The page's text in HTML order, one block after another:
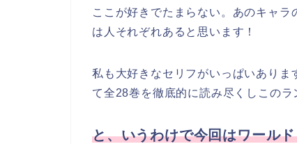
ここが好きでたまらない。あのキャ
は人それぞれあると思います！
私も大好きなセリフがいっぱいありま
て全28巻を徹底的に読み尽くしこの
と、いうわけで今回はワール